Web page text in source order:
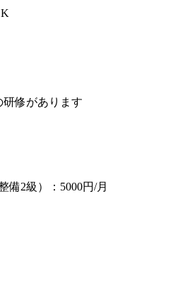
修があります
2級）：5000円/月